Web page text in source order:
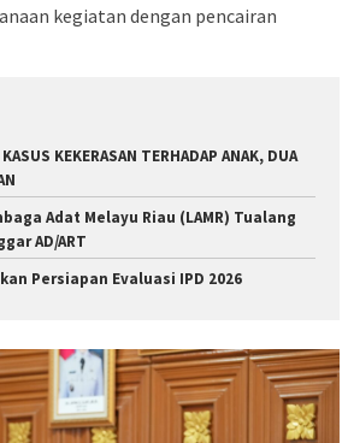
kegiatan dengan pencairan
KEKERASAN TERHADAP ANAK, DUA
Adat Melayu Riau (LAMR) Tualang
AD/ART
Persiapan Evaluasi IPD 2026